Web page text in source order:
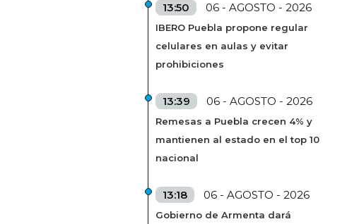
13:50 06 - AGOSTO - 2026
IBERO Puebla propone regular
celulares en aulas y evitar
prohibiciones
13:39 06 - AGOSTO - 2026
Remesas a Puebla crecen 4% y
mantienen al estado en el top 10
nacional
13:18 06 - AGOSTO - 2026
Gobierno de Armenta dará